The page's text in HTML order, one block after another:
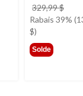
329,99 $
était
Rabais 39%
$)
Solde